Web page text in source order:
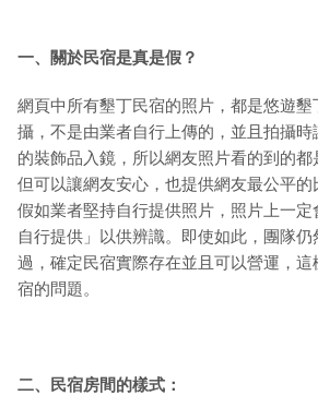
一、關於民宿是真是假？
網頁中所有墾丁民宿的照片，都是悠遊墾
攝，不是由業者自行上傳的，並且拍攝時
的裝飾品入鏡，所以網友照片看的到的
但可以讓網友安心，也提供網友最公平的
假如業者堅持自行提供照片，照片上一
自行提供」以供辨識。即使如此，團隊
過，確定民宿實際存在並且可以營運，這
宿的問題。
二、民宿房間的樣式：